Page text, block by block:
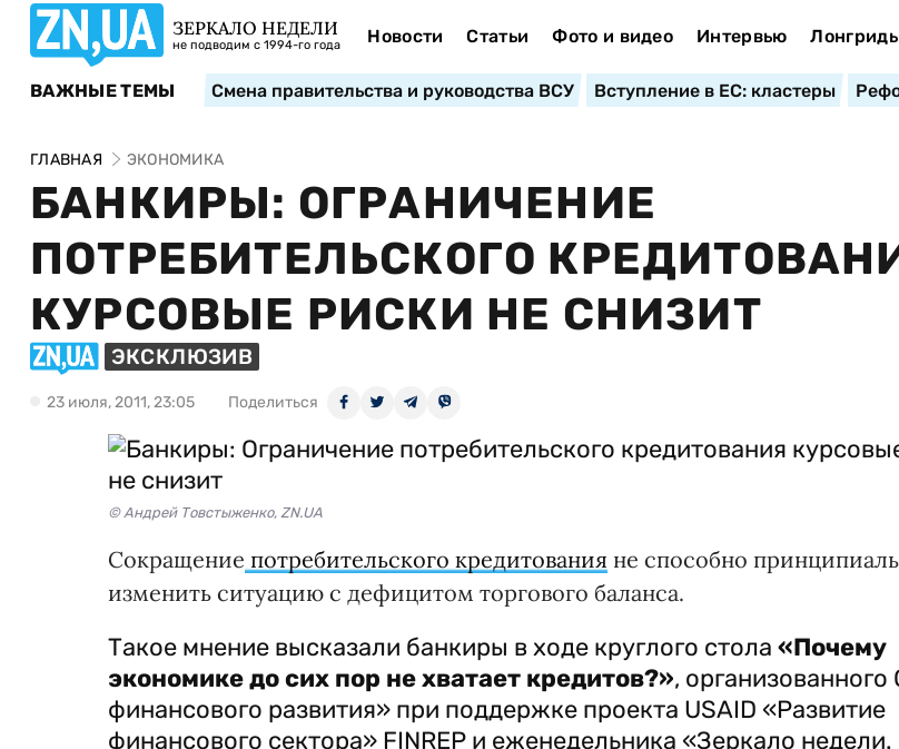
ЗЕРКАЛО НЕДЕЛИ
не подводим с 1994-го года Новости Статьи Фото и видео Интервью
ВАЖНЫЕ ТЕМЫ Смена правительства и руководства ВСУ Вступление в ЕС: кластеры
ГЛАВНАЯ ЭКОНОМИКА
БАНКИРЫ: ОГРАНИЧЕНИЕ
ПОТРЕБИТЕЛЬСКОГО
КУРСОВЫЕ РИСКИ НЕ СНИЗИТ
ЭКСКЛЮЗИВ
23 июля, 2011, 23:05 Поделиться
© Андрей Товстыженко, ZN.UA
Сокращение потребительского кредитования не способно
изменить ситуацию с дефицитом торгового баланса.
Такое мнение высказали банкиры в ходе круглого стола «Почему
экономике до сих пор не хватает кредитов?»,
финансового развития» при поддержке проекта USAID «Развитие
финансового сектора» FINREP и еженедельника «Зеркало недели.